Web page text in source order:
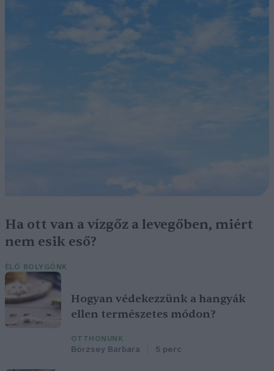
Ha ott van a vízgőz a levegőben, miért
nem esik eső?
ÉLŐ BOLYGÓNK
Hogyan védekezzünk a hangyák
ellen természetes módon?
OTTHONUNK
Börzsey Barbara 5 perc